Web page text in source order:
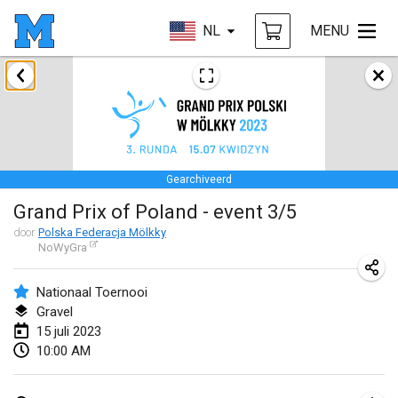
NL MENU
Gearchiveerd
Grand Prix of Poland - event 3/5
door Polska Federacja Mölkky
NoWyGra
Nationaal Toernooi
Gravel
15 juli 2023
10:00 AM
januari 2023
LE Tournoi de Noël
|Frankrijk
Indoor Polish Championship - Halowe Mistrzostwa Polski w Mölkky
14 jan. 2023| Polen
Tournoi Mixte ASPTTOM
21 jan. 2023|Frankrijk
Tournoi de Mölkky - Lesfous Dubâtonvaigeois
28 jan. 2023
US Mölkky Winter